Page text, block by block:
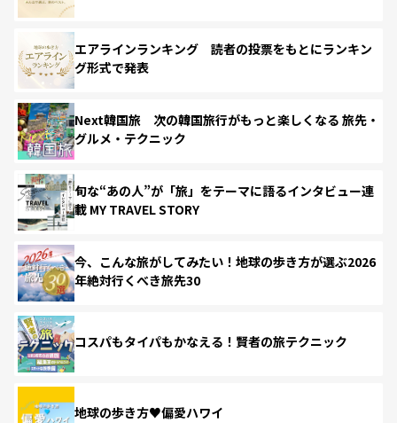
エアラインランキング 読者の投票をもとにランキン
グ形式で発表
Next韓国旅 次の韓国旅行がもっと楽しくなる 旅先・
グルメ・テクニック
旬な“あの人”が「旅」をテーマに語るインタビュー連
載 MY TRAVEL STORY
今、こんな旅がしてみたい！地球の歩き方が選ぶ2026
年絶対行くべき旅先30
コスパもタイパもかなえる！賢者の旅テクニック
地球の歩き方♥偏愛ハワイ